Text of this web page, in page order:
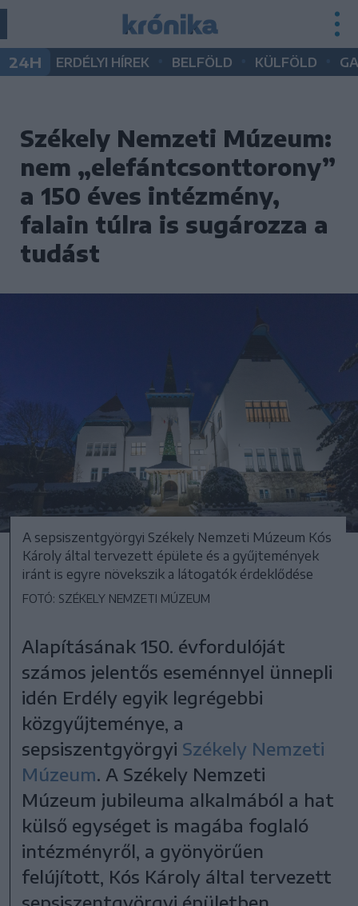
24H ERDÉLYI HÍREK BELFÖLD KÜLFÖLD
Székely Nemzeti Múzeum:
nem „elefántcsonttorony”
a 150 éves intézmény,
falain túlra is sugározza a
tudást
A sepsiszentgyörgyi Székely Nemzeti Múzeum Kós
Károly által tervezett épülete és a gyűjtemények
iránt is egyre növekszik a látogatók érdeklődése
FOTÓ: SZÉKELY NEMZETI MÚZEUM
Alapításának 150. évfordulóját
számos jelentős eseménnyel ünnepli
idén Erdély egyik legrégebbi
közgyűjteménye, a
sepsiszentgyörgyi Székely Nemzeti
Múzeum. A Székely Nemzeti
Múzeum jubileuma alkalmából a hat
külső egységet is magába foglaló
intézményről, a gyönyörűen
felújított, Kós Károly által tervezett